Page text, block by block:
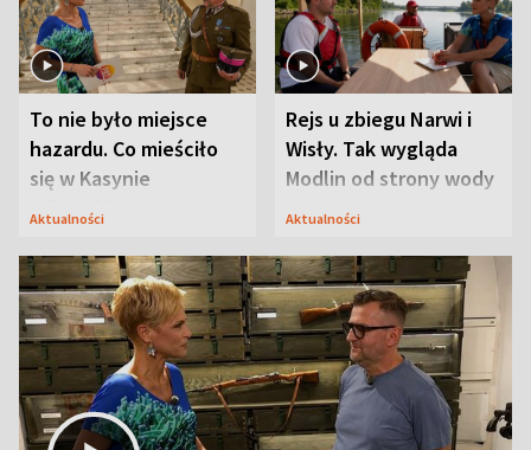
To nie było miejsce
hazardu. Co mieściło
się w Kasynie
Oficerskim?
Aktualności
Rejs u zbiegu Narwi i
Wisły. Tak wygląda
Modlin od strony wody
Aktualności